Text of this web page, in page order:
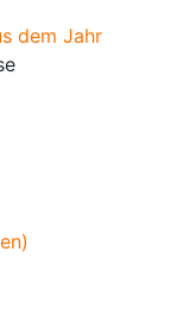
dem Jahr